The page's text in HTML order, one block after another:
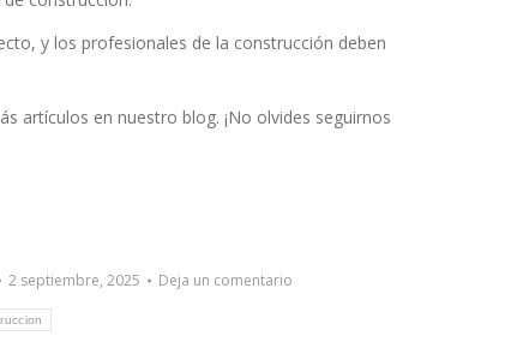
y los profesionales de la construcción deben
artículos en nuestro blog. ¡No olvides seguirnos
2 septiembre, 2025
Deja un comentario